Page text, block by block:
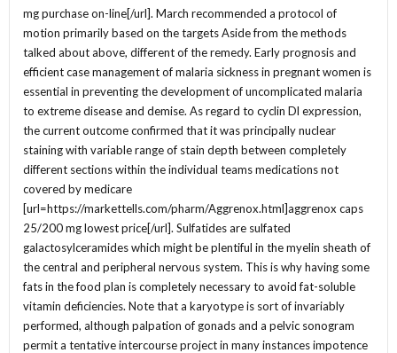
mg purchase on-line[/url]. March recommended a protocol of
motion primarily based on the targets Aside from the methods
talked about above, different of the remedy. Early prognosis and
efficient case management of malaria sickness in pregnant women is
essential in preventing the development of uncomplicated malaria
to extreme disease and demise. As regard to cyclin Dl expression,
the current outcome confirmed that it was principally nuclear
staining with variable range of stain depth between completely
different sections within the individual teams medications not
covered by medicare
[url=https://markettells.com/pharm/Aggrenox.html]aggrenox caps
25/200 mg lowest price[/url]. Sulfatides are sulfated
galactosylceramides which might be plentiful in the myelin sheath of
the central and peripheral nervous system. This is why having some
fats in the food plan is completely necessary to avoid fat-soluble
vitamin deficiencies. Note that a karyotype is sort of invariably
performed, although palpation of gonads and a pelvic sonogram
permit a tentative intercourse project in many instances impotence